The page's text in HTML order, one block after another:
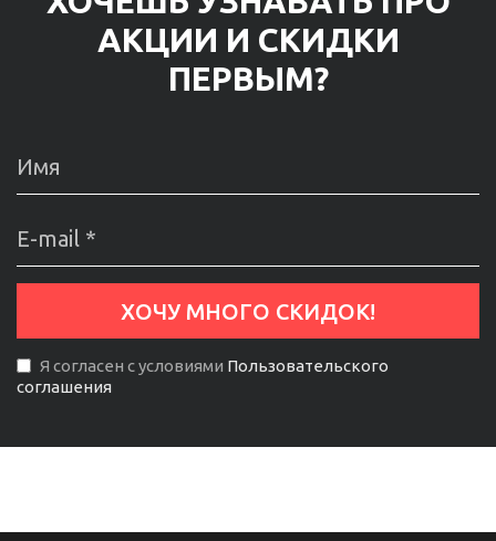
АКЦИИ И СКИДКИ
ПЕРВЫМ?
Я согласен с условиями Пользовательского
соглашения